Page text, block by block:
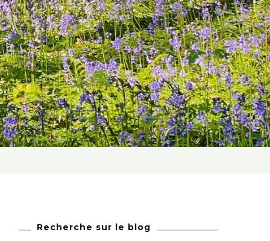
Recherche sur le blog